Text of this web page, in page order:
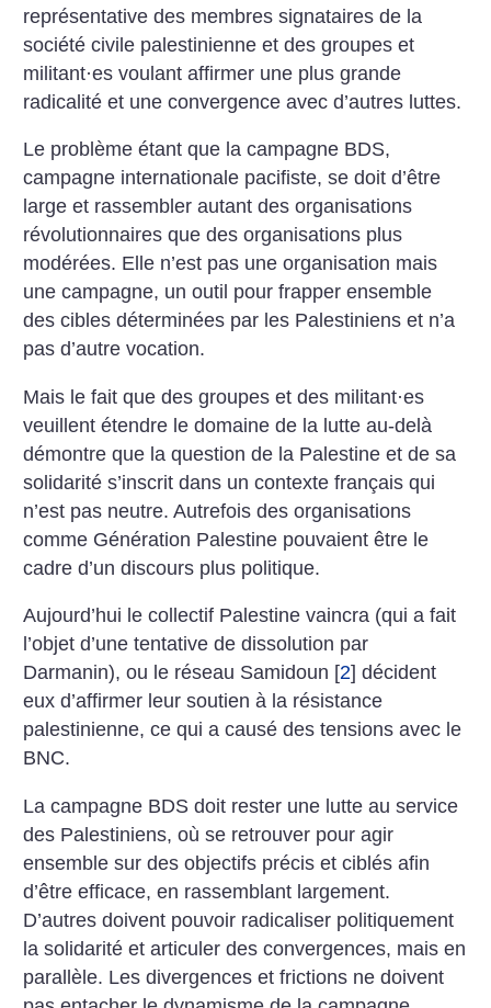
représentative des membres signataires de la
société civile palestinienne et des groupes et
militant·es voulant affirmer une plus grande
radicalité et une convergence avec d’autres luttes.
Le problème étant que la campagne BDS,
campagne internationale pacifiste, se doit d’être
large et rassembler autant des organisations
révolutionnaires que des organisations plus
modérées. Elle n’est pas une organisation mais
une campagne, un outil pour frapper ensemble
des cibles déterminées par les Palestiniens et n’a
pas d’autre vocation.
Mais le fait que des groupes et des militant·es
veuillent étendre le domaine de la lutte au-delà
démontre que la question de la Palestine et de sa
solidarité s’inscrit dans un contexte français qui
n’est pas neutre. Autrefois des organisations
comme Génération Palestine pouvaient être le
cadre d’un discours plus politique.
Aujourd’hui le collectif Palestine vaincra (qui a fait
l’objet d’une tentative de dissolution par
Darmanin), ou le réseau Samidoun [2] décident
eux d’affirmer leur soutien à la résistance
palestinienne, ce qui a causé des tensions avec le
BNC.
La campagne BDS doit rester une lutte au service
des Palestiniens, où se retrouver pour agir
ensemble sur des objectifs précis et ciblés afin
d’être efficace, en rassemblant largement.
D’autres doivent pouvoir radicaliser politiquement
la solidarité et articuler des convergences, mais en
parallèle. Les divergences et frictions ne doivent